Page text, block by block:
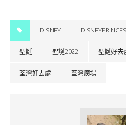
DISNEY
聖誕 聖誕2022 聖誕好去
荃灣好去處 荃灣廣場